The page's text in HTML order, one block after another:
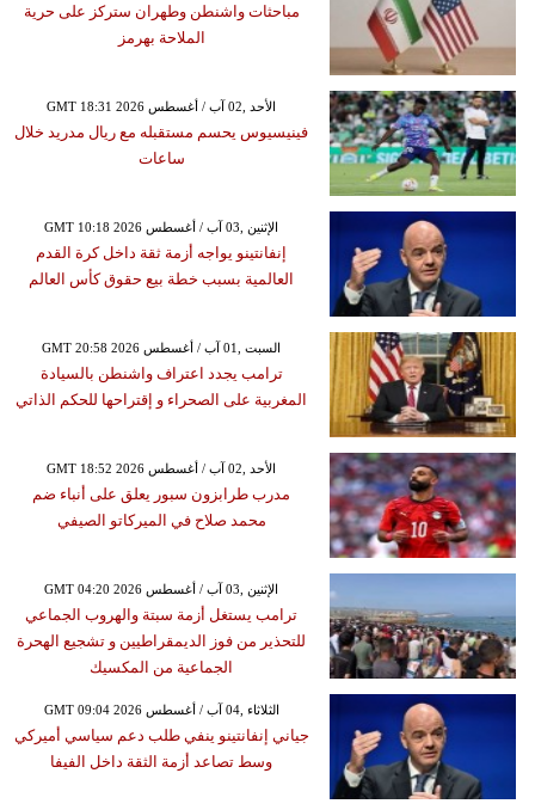
مباحثات واشنطن وطهران ستركز على حرية
الملاحة بهرمز
GMT 18:31 2026 الأحد ,02 آب / أغسطس
فينيسيوس يحسم مستقبله مع ريال مدريد خلال
ساعات
GMT 10:18 2026 الإثنين ,03 آب / أغسطس
إنفانتينو يواجه أزمة ثقة داخل كرة القدم
العالمية بسبب خطة بيع حقوق كأس العالم
GMT 20:58 2026 السبت ,01 آب / أغسطس
ترامب يجدد اعتراف واشنطن بالسيادة
المغربية على الصحراء و إقتراحها للحكم الذاتي
GMT 18:52 2026 الأحد ,02 آب / أغسطس
مدرب طرابزون سبور يعلق على أنباء ضم
محمد صلاح في الميركاتو الصيفي
GMT 04:20 2026 الإثنين ,03 آب / أغسطس
ترامب يستغل أزمة سبتة والهروب الجماعي
للتحذير من فوز الديمقراطيين و تشجيع الهحرة
الجماعية من المكسيك
GMT 09:04 2026 الثلاثاء ,04 آب / أغسطس
جياني إنفانتينو ينفي طلب دعم سياسي أميركي
وسط تصاعد أزمة الثقة داخل الفيفا